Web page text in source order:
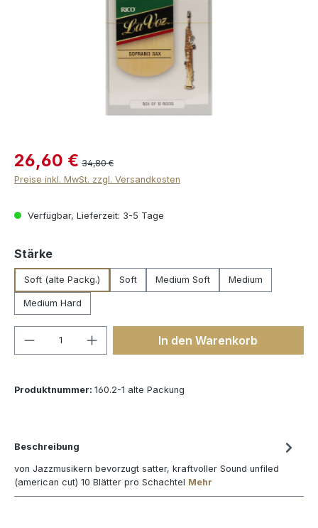
26,60 € 34,80 €
Preise inkl. MwSt. zzgl. Versandkosten
Verfügbar, Lieferzeit: 3-5 Tage
Stärkeauswählen
Soft (alte Packg.) Soft Medium Soft Medium
Medium Hard
Produkt Anzahl: Gib denIn den Warenkorb
Produktnummer: 160.2-1 alte Packung
Beschreibung
von Jazzmusikern bevorzugt satter, kraftvoller Sound unfiled
(american cut) 10 Blätter pro Schachtel Mehr